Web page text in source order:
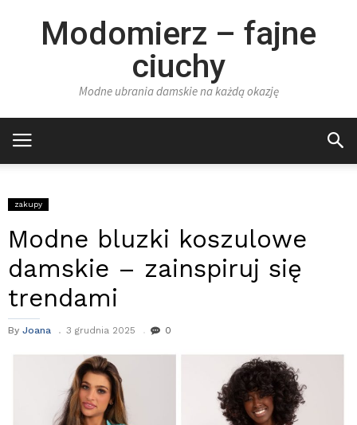
Modomierz – fajne
ciuchy
Modne ubrania damskie na każdą okazję
zakupy
Modne bluzki koszulowe
damskie – zainspiruj się
trendami
By Joana 3 grudnia 2025 0